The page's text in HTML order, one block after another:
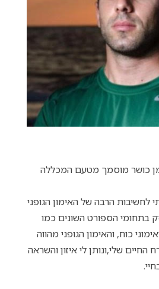
כושר מוסמך מטעם המכללה
לחשיבות הרבה של האימון הגופני
בתחומי הספורט השונים כמו
כוח, והאימון הגופני מהווה
שלי,ונותן לי איזון והשראה